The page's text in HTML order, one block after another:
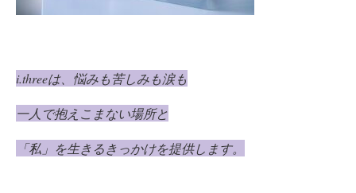
i.threeは、 悩みも苦しみも涙も
一人で抱えこまない場所と
「私」を生きるきっかけを提供します。